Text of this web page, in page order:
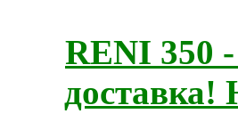
RENI 350